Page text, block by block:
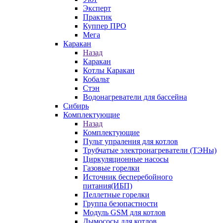
Эксперт
Практик
Куппер ПРО
Мега
Каракан
Назад
Каракан
Котлы Каракан
Кобальт
Стэн
Водонагреватели для бассейна
Сибирь
Комплектующие
Назад
Комплектующие
Пульт упраления для котлов
Трубчатые электронагреватели (ТЭНы)
Циркуляционные насосы
Газовые горелки
Источник бесперебойного
питания(ИБП)
Пеллетные горелки
Группа безопастности
Модуль GSM для котлов
Дымососы для котлов